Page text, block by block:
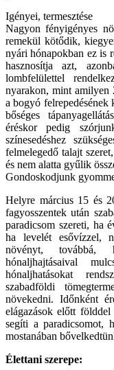
Igényei, termesztése
Nagyon fényigényes
remekül kötődik,
nyári hónapokban ez is
hasznosítja azt,
lombfelülettel
nyarakon, mint amilyen
a bogyó
bőséges
éréskor pedig
színesedéshez
felmelegedő talajt
és nem alatta gyűlik
Gondoskodjunk
Helyre március 15 és
fagyosszentek után
paradicsom szereti, ha
ha levelét esővízzel,
növényt, továbbá,
hónaljhajtásaival
hónaljhatásokat
szabadföldi
növekedni. Időnként
elágazások előtt
segíti a paradicsomot,
mostanában
Élettani szerepe: